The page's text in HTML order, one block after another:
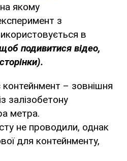
якому
з
в
подивитися відео,
– зовнішня
залізобетону
метра.
не проводили, однак
для контейнменту,